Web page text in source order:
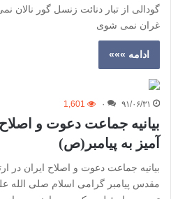
گودالی از تبار دنائت زنسل گور
غران نمی شوی
ادامه »»»
۹۱/۰۶/۳۱ ۰ 1,601
بیانیه جماعت دعوت و
آمیز به پیامبر(ص)
بیانیه جماعت دعوت و اصلاح ایران در
مقدس پیامبر گرامی اسلام صلی الله